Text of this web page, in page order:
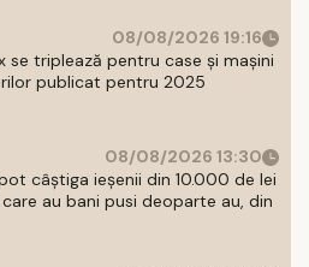
08/08/2026 19:16
se triplează pentru case și mașini
publicat pentru 2025
08/08/2026 13:30
câștiga ieșenii din 10.000 de lei
au bani pusi deoparte au, din